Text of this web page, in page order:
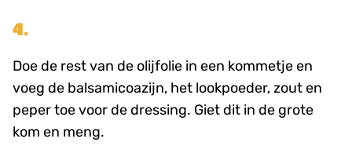
4.
Doe de rest van de olijfolie in een kommetje en
voeg de balsamicoazijn, het lookpoeder, zout en
peper toe voor de dressing. Giet dit in de grote
kom en meng.